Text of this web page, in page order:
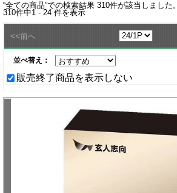
“全ての商品”での検索結果 310件が該当しました。
310件中1 - 24 件を表示
<<前へ
並べ替え：
販売終了商品を表示しない